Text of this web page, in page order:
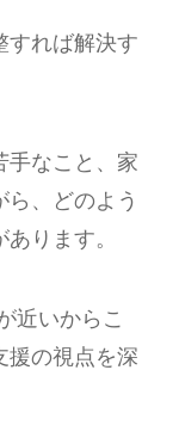
すれば解決す
手なこと、家
、どのよう
ります。
近いからこ
援の視点を深